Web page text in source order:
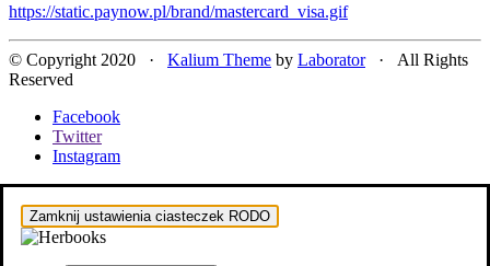
https://static.paynow.pl/brand/mastercard_visa.gif
© Copyright 2020 · Kalium Theme by Laborator· All Rights
Reserved
Facebook
Twitter
Instagram
Zamknij ustawienia ciasteczek RODO